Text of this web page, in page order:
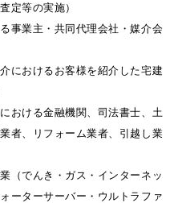
定等の実施）
業主・共同代理会社・媒介会
おけるお客様を紹介した宅建
ける金融機関、司法書士、土
者、リフォーム業者、引越し業
でんき・ガス・インターネッ
ーターサーバー・ウルトラファ